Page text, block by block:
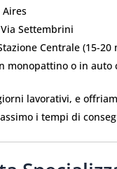
Aires
Settembrini
Centrale (15-20
monopattino o in auto
lavorativi, e
i tempi di